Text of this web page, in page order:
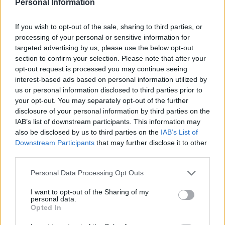
Personal Information
If you wish to opt-out of the sale, sharing to third parties, or
processing of your personal or sensitive information for
targeted advertising by us, please use the below opt-out
section to confirm your selection. Please note that after your
opt-out request is processed you may continue seeing
interest-based ads based on personal information utilized by
us or personal information disclosed to third parties prior to
your opt-out. You may separately opt-out of the further
disclosure of your personal information by third parties on the
IAB’s list of downstream participants. This information may
also be disclosed by us to third parties on the IAB’s List of
Downstream Participants that may further disclose it to other
Personal Data Processing Opt Outs
I want to opt-out of the Sharing of my
personal data.
Opted In
Wypadanie włosów po odstawieniu
antykoncepcji dwuskładnikowe
Cześć, Odstawiłam tabletki antykoncepcyjne 3
miesiace temu, cykle powróciły regularne,
hormony sa prawidłowe. Jednakze zauważyłam
zwiększone wypadanie włosów oraz pieczenie
skory glowy przy dotyku. Kiedy u Was po
odstawieniu antykoncepcji ustabilizowało sie i
zmniejszyło wypadanie włosów? Też miałyście
takie problemy?
Forum:Ginekologia - forum dla rodziny i
pacjentki
gość
Nabrzmiałe wargi sromowe
Hej od tygodnia czuje ze mam nabrzmiałe wargi
sromowe nie wiem co z tym robić...